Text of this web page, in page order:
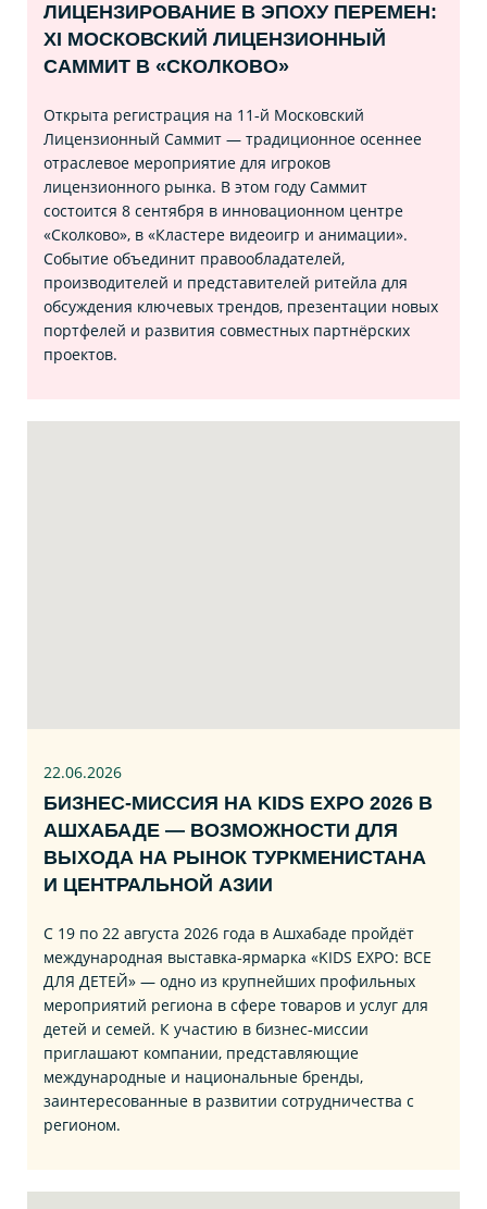
ЛИЦЕНЗИРОВАНИЕ В ЭПОХУ ПЕРЕМЕН:
XI МОСКОВСКИЙ ЛИЦЕНЗИОННЫЙ
САММИТ В «СКОЛКОВО»
Открыта регистрация на 11‑й Московский
Лицензионный Саммит — традиционное осеннее
отраслевое мероприятие для игроков
лицензионного рынка. В этом году Саммит
состоится 8 сентября в инновационном центре
«Сколково», в «Кластере видеоигр и анимации».
Событие объединит правообладателей,
производителей и представителей ритейла для
обсуждения ключевых трендов, презентации новых
портфелей и развития совместных партнёрских
проектов.
22.06.2026
БИЗНЕС‑МИССИЯ НА KIDS EXPO 2026 В
АШХАБАДЕ — ВОЗМОЖНОСТИ ДЛЯ
ВЫХОДА НА РЫНОК ТУРКМЕНИСТАНА
И ЦЕНТРАЛЬНОЙ АЗИИ
С 19 по 22 августа 2026 года в Ашхабаде пройдёт
международная выставка‑ярмарка «KIDS EXPO: ВСЕ
ДЛЯ ДЕТЕЙ» — одно из крупнейших профильных
мероприятий региона в сфере товаров и услуг для
детей и семей. К участию в бизнес‑миссии
приглашают компании, представляющие
международные и национальные бренды,
заинтересованные в развитии сотрудничества с
регионом.